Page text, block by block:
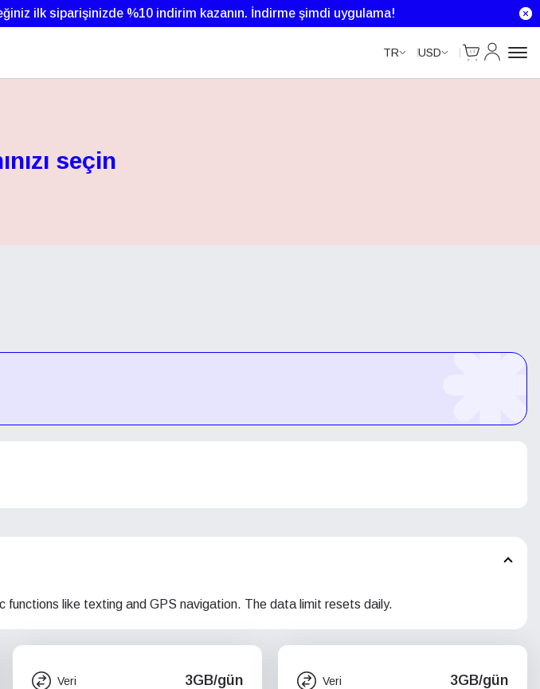
ilk siparişinizde %10 indirim kazanın. İndirme şimdi uygulama!
TR USD
Cart
Hesabım
seçin
functions like texting and GPS navigation. The data limit resets daily.
Veri 3GB/gün Veri 3GB/gün